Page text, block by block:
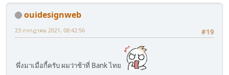
ouidesignweb
#19
23 กรกฎาคม 2021, 08:42:56
พึ่งมาเมื่อกี้ครับ ผมว่าช้าที่ Bank ไทย